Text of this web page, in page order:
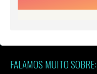
FALAMOS MUITO SOBRE: